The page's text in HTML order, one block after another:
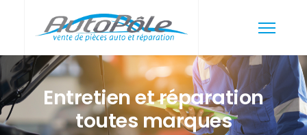
Entretien et réparation
toutes marques